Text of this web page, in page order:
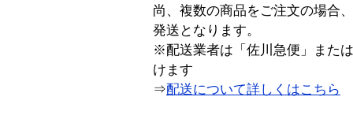
尚、複数の商品をご注文の場合
発送となります。
※配送業者は「佐川急便」また
けます
⇒配送について詳しくはこちら